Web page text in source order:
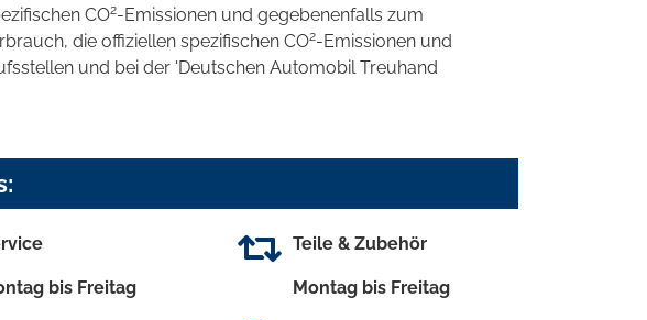
CO2-Emissionen und gegebenenfalls zum
die offiziellen spezifischen CO2-Emissionen und
und bei der 'Deutschen Automobil Treuhand
bis Freitag
Teile & Zubehör
Montag bis Freitag